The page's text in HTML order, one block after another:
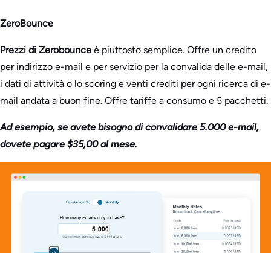
ZeroBounce
Prezzi di Zerobounce è piuttosto semplice. Offre un credito
per indirizzo e-mail e per servizio per la convalida delle e-mail,
i dati di attività o lo scoring e venti crediti per ogni ricerca di e-
mail andata a buon fine. Offre tariffe a consumo e 5 pacchetti.
Ad esempio, se avete bisogno di convalidare 5.000 e-mail,
dovete pagare $35,00 al mese.